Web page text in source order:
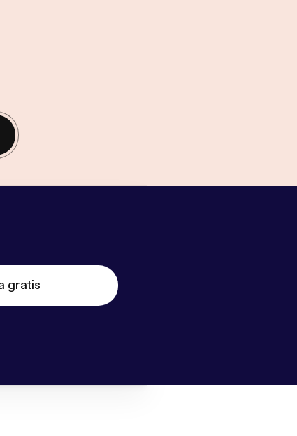
gratis